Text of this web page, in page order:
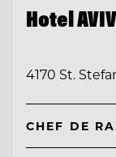
Hotel
4170 St.